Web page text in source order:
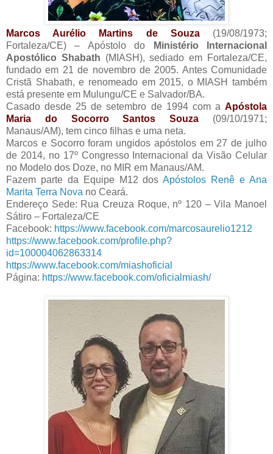
Marcos Aurélio Martins de Souza(19/08/1973;
Fortaleza/CE) – Apóstolo do
Ministério Internacional
Apostólico Shabath (MIASH), sediado em Fortaleza/CE,
fundado em 21 de novembro de 2005. Antes Comunidade
Cristã Shabath, e renomeado em 2015, o MIASH também
está presente em Mulungu/CE e Salvador/BA.
Casado desde 25 de setembro de 1994 com a Apóstola
Maria do Socorro Santos Souza (09/10/1971;
Manaus/AM), tem cinco filhas e uma neta.
Marcos e Socorro foram ungidos apóstolos em 27 de julho
de 2014, no 17º Congresso Internacional da Visão Celular
no Modelo dos Doze, no MIR em Manaus/AM.
Fazem parte da Equipe M12 dosApóstolos Renê e Ana
Marita Terra Nova no Ceará.
Endereço Sede: Rua Creuza Roque, nº 120 – Vila Manoel
Sátiro – Fortaleza/CE
Facebook: https://www.facebook.com/marcosaurelio1212
https://www.facebook.com/profile.php?
id=100004062863314
https://www.facebook.com/miashoficial
Página: https://www.facebook.com/oficialmiash/